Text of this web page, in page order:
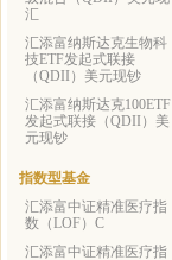
汇
汇添富纳斯达克生物科
技ETF发起式联接
（QDII）美元现钞
汇添富纳斯达克100ETF
发起式联接（QDII）美
元现钞
指数型基金
汇添富中证精准医疗指
数（LOF）C
汇添富中证精准医疗指